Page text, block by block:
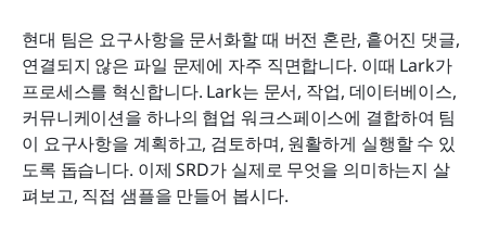
현대 팀은 요구사항을 문서화할 때 버전 혼란, 흩어진 댓글,
연결되지 않은 파일 문제에 자주 직면합니다. 이때 Lark가
프로세스를 혁신합니다. Lark는 문서, 작업, 데이터베이스,
커뮤니케이션을 하나의 협업 워크스페이스에 결합하여 팀
이 요구사항을 계획하고, 검토하며, 원활하게 실행할 수 있
도록 돕습니다. 이제 SRD가 실제로 무엇을 의미하는지 살
펴보고, 직접 샘플을 만들어 봅시다.